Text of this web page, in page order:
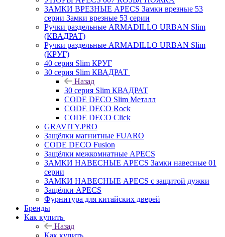
ЗАМКИ ВРЕЗНЫЕ APECS Замки врезные 53
серии Замки врезные 53 серии
Ручки раздельные ARMADILLO URBAN Slim
(КВАДРАТ)
Ручки раздельные ARMADILLO URBAN Slim
(КРУГ)
40 серия Slim КРУГ
30 серия Slim КВАДРАТ
Назад
30 серия Slim КВАДРАТ
CODE DECO Slim Металл
CODE DECO Rock
CODE DECO Click
GRAVITY.PRO
Защёлки магнитные FUARO
CODE DECO Fusion
Защёлки межкомнатные APECS
ЗАМКИ НАВЕСНЫЕ APECS Замки навесные 01
серии
ЗАМКИ НАВЕСНЫЕ APECS с защитой дужки
Защёлки APECS
Фурнитура для китайских дверей
Бренды
Как купить
Назад
Как купить